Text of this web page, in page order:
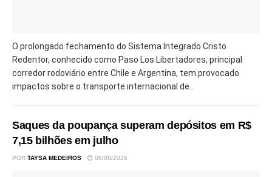
O prolongado fechamento do Sistema Integrado Cristo
Redentor, conhecido como Paso Los Libertadores, principal
corredor rodoviário entre Chile e Argentina, tem provocado
impactos sobre o transporte internacional de...
Saques da poupança superam depósitos em R$
7,15 bilhões em julho
POR TAYSA MEDEIROS 08/08/2026